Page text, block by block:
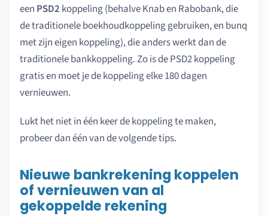
een PSD2 koppeling (behalve Knab en Rabobank, die
de traditionele boekhoudkoppeling gebruiken, en bunq
met zijn eigen koppeling), die anders werkt dan de
traditionele bankkoppeling. Zo is de PSD2 koppeling
gratis en moet je de koppeling elke 180 dagen
vernieuwen.
Lukt het niet in één keer de koppeling te maken,
probeer dan één van de volgende tips.
Nieuwe bankrekening koppelen
of vernieuwen van al
gekoppelde rekening